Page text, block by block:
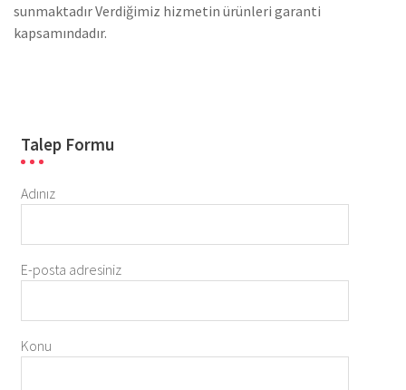
sunmaktadır Verdiğimiz hizmetin ürünleri garanti
kapsamındadır.
Talep Formu
Adınız
E-posta adresiniz
Konu